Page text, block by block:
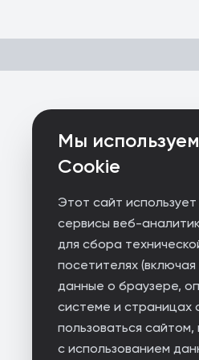
Мы
Cookie
Этот сайт
сервисы веб-
для сбора
посетителях
данные о браузере,
системе и страницах
пользоваться
с использованием